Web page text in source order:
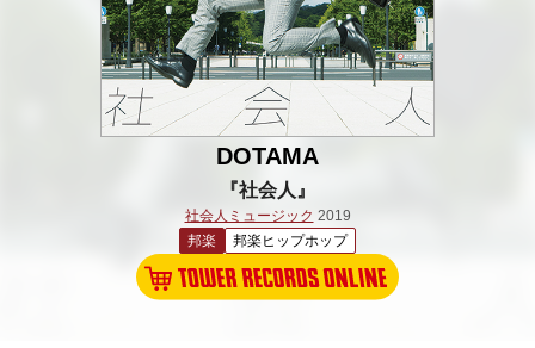
DOTAMA
『社会人』
社会人ミュージック 2019
邦楽
邦楽ヒップホップ